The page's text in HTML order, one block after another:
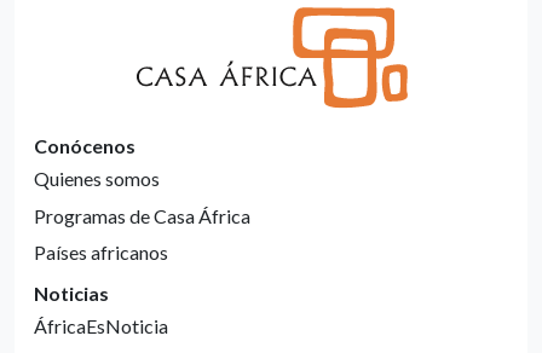
Conócenos
Quienes somos
Programas de Casa África
Países africanos
Noticias
ÁfricaEsNoticia